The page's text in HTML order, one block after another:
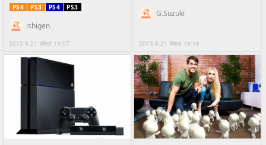
PS4 PS3 PS4 PS3
2013.8.21 Wed 19:07
ishigen
2013.8.21 Wed 18:18
G.Suzuki